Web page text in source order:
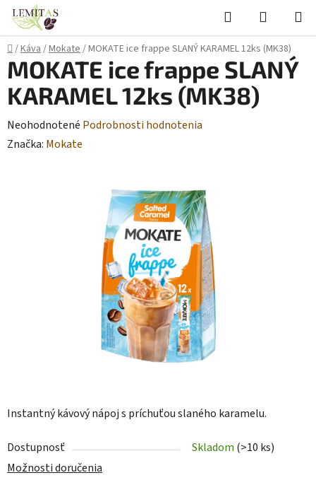
Prejsť
obsah
Hľadať
KOŠÍK
Domov
/Káva/Mokate/MOKATE ice frappe SLANÝ KARAMEL 12ks (MK38)
Instantný kávový nápoj s príchuťou slaného karamelu.
Dostupnosť Skladom (>10 ks)
Možnosti doručenia
MOKATE ice frappe SLANÝ
KARAMEL 12ks (MK38)
Priemerné
hodnotenie
Neohodnotené Podrobnosti hodnotenia
Značka: Mokate